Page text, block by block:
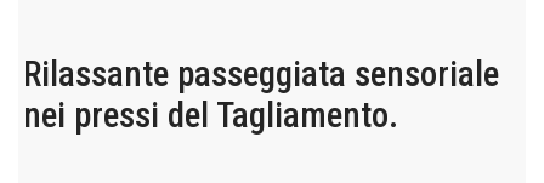
Rilassante passeggiata sensoriale
nei pressi del Tagliamento.